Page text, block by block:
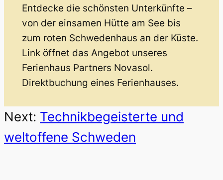
Entdecke die schönsten Unterkünfte –
von der einsamen Hütte am See bis
zum roten Schwedenhaus an der Küste.
Link öffnet das Angebot unseres
Ferienhaus Partners Novasol.
Direktbuchung eines Ferienhauses.
Next: Technikbegeisterte und
weltoffene Schweden